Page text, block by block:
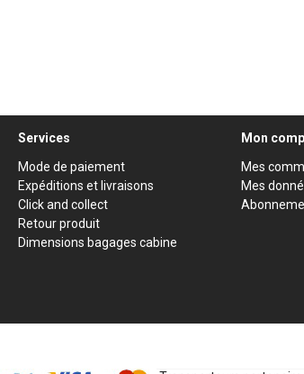
Services
Mode de paiement
Expéditions et livraisons
Click and collect
Retour produit
Dimensions bagages cabine
Mon
Mes
Mes